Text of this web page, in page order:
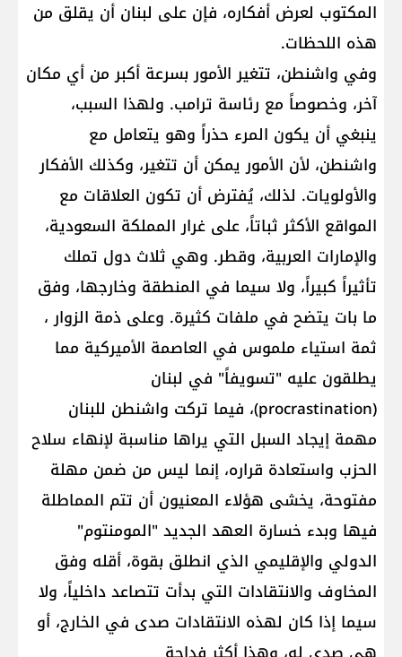
المكتوب لعرض أفكاره، فإن على لبنان أن يقلق من
هذه اللحظات.
وفي واشنطن، تتغير الأمور بسرعة أكبر من أي مكان
آخر، وخصوصاً مع رئاسة ترامب. ولهذا السبب،
ينبغي أن يكون المرء حذراً وهو يتعامل مع
واشنطن، لأن الأمور يمكن أن تتغير، وكذلك الأفكار
والأولويات. لذلك، يُفترض أن تكون العلاقات مع
المواقع الأكثر ثباتاً، على غرار المملكة السعودية،
والإمارات العربية، وقطر. وهي ثلاث دول تملك
تأثيراً كبيراً، ولا سيما في المنطقة وخارجها، وفق
ما بات يتضح في ملفات كثيرة. وعلى ذمة الزوار ،
ثمة استياء ملموس في العاصمة الأميركية مما
يطلقون عليه "تسويفاً" في لبنان
(procrastination)، فيما تركت واشنطن للبنان
مهمة إيجاد السبل التي يراها مناسبة لإنهاء سلاح
الحزب واستعادة قراره، إنما ليس من ضمن مهلة
مفتوحة، يخشى هؤلاء المعنيون أن تتم المماطلة
فيها وبدء خسارة العهد الجديد "المومنتوم"
الدولي والإقليمي الذي انطلق بقوة، أقله وفق
المخاوف والانتقادات التي بدأت تتصاعد داخلياً، ولا
سيما إذا كان لهذه الانتقادات صدى في الخارج، أو